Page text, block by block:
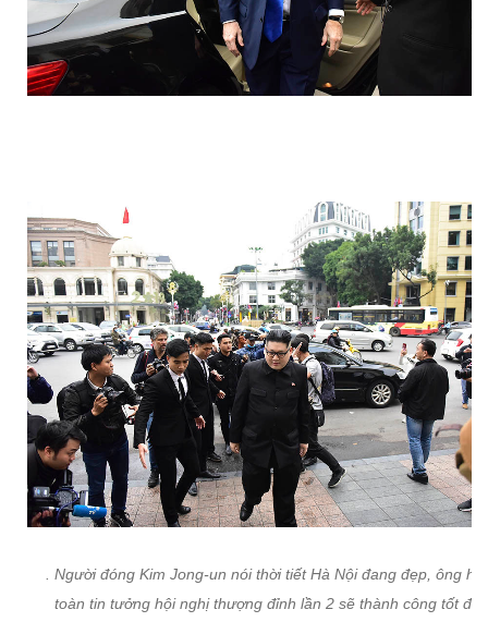
. Người đóng Kim Jong-un nói thời tiết Hà Nội đang đẹp, ông
toàn tin tưởng hội nghị thượng đỉnh lần 2 sẽ thành công tốt đẹp